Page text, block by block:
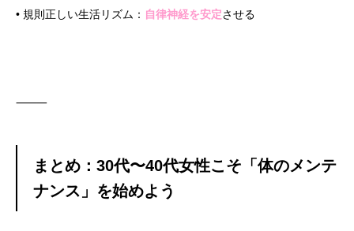
• 規則正しい生活リズム： 自律神経を安定させる
⸻
まとめ：30代〜40代女性こそ「体のメンテ
ナンス」を始めよう